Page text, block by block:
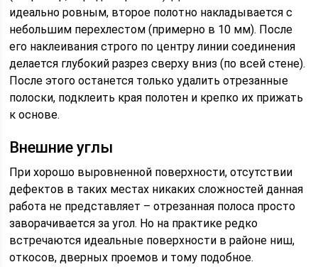
идеально ровным, второе полотно накладывается с
небольшим перехлестом (примерно в 10 мм). После
его наклеивания строго по центру линии соединения
делается глубокий разрез сверху вниз (по всей стене).
После этого останется только удалить отрезанные
полоски, подклеить края полотен и крепко их прижать
к основе.
Внешние углы
При хорошо выровненной поверхности, отсутствии
дефектов в таких местах никаких сложностей данная
работа не представляет – отрезанная полоса просто
заворачивается за угол. Но на практике редко
встречаются идеальные поверхности в районе ниш,
откосов, дверных проемов и тому подобное.